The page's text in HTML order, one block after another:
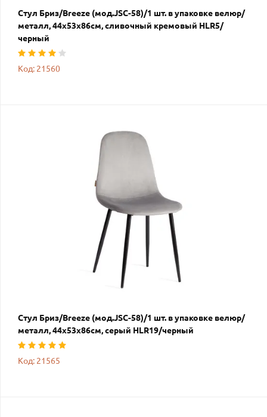
Стул Бриз/Breeze (мод.JSC-58)/1 шт. в упаковке велюр/
металл, 44х53х86см, сливочный кремовый HLR5/
черный
Код: 21560
Стул Бриз/Breeze (мод.JSC-58)/1 шт. в упаковке велюр/
металл, 44х53х86см, серый HLR19/черный
Код: 21565